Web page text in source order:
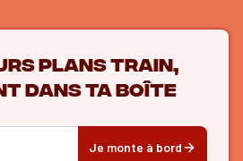
plans train,
dans ta boîte
Je monte à bord